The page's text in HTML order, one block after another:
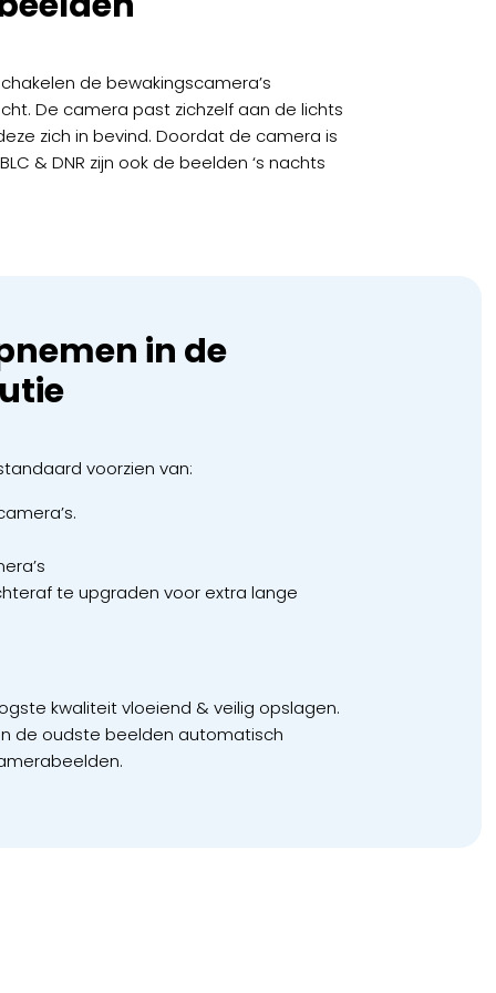
de bewakingscamera’s
De camera past zichzelf aan de lichts
zich in bevind. Doordat de camera is
& DNR zijn ook de beelden ‘s nachts
in de
voorzien van:
te upgraden voor extra lange
kwaliteit vloeiend & veilig opslagen.
de oudste beelden automatisch